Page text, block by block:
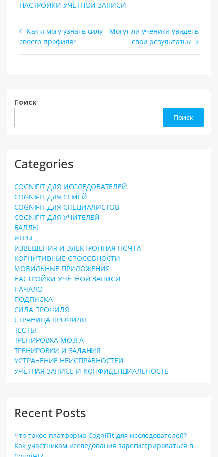
НАСТРОЙКИ УЧЁТНОЙ ЗАПИСИ
Навигация
по
Как я могу узнать силу
своего профиля?
Могут ли ученики увидеть
свои результаты?
Поиск
Поиск
Categories
COGNIFIT ДЛЯ ИССЛЕДОВАТЕЛЕЙ
COGNIFIT ДЛЯ СЕМЕЙ
COGNIFIT ДЛЯ СПЕЦИАЛИСТОВ
COGNIFIT ДЛЯ УЧИТЕЛЕЙ
БАЛЛЫ
ИГРЫ
ИЗВЕЩЕНИЯ И ЭЛЕКТРОННАЯ ПОЧТА
КОГНИТИВНЫЕ СПОСОБНОСТИ
МОБИЛЬНЫЕ ПРИЛОЖЕНИЯ
НАСТРОЙКИ УЧЁТНОЙ ЗАПИСИ
НАЧАЛО
ПОДПИСКА
СИЛА ПРОФИЛЯ
СТРАНИЦА ПРОФИЛЯ
ТЕСТЫ
ТРЕНИРОВКА МОЗГА
ТРЕНИРОВКИ И ЗАДАНИЯ
УСТРАНЕНИЕ НЕИСПРАВНОСТЕЙ
УЧЁТНАЯ ЗАПИСЬ И КОНФИДЕНЦИАЛЬНОСТЬ
Recent Posts
Что такое платформа CogniFit для исследователей?
Как участникам исследования зарегистрироваться в